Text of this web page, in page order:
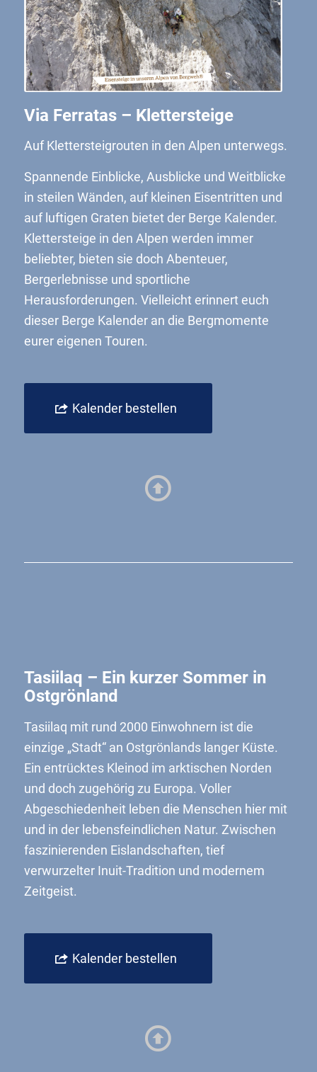
Via Ferratas – Klettersteige
Auf Klettersteigrouten in den Alpen unterwegs.
Spannende Einblicke, Ausblicke und Weitblicke
in steilen Wänden, auf kleinen Eisentritten und
auf luftigen Graten bietet der Berge Kalender.
Klettersteige in den Alpen werden immer
beliebter, bieten sie doch Abenteuer,
Bergerlebnisse und sportliche
Herausforderungen. Vielleicht erinnert euch
dieser Berge Kalender an die Bergmomente
eurer eigenen Touren.
Kalender bestellen
Tasiilaq – Ein kurzer Sommer in
Ostgrönland
Tasiilaq mit rund 2000 Einwohnern ist die
einzige „Stadt“ an Ostgrönlands langer Küste.
Ein entrücktes Kleinod im arktischen Norden
und doch zugehörig zu Europa. Voller
Abgeschiedenheit leben die Menschen hier mit
und in der lebensfeindlichen Natur. Zwischen
faszinierenden Eislandschaften, tief
verwurzelter Inuit-Tradition und modernem
Zeitgeist.
Kalender bestellen